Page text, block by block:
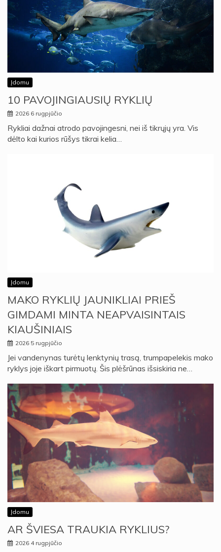
Įdomu
10 PAVOJINGIAUSIŲ RYKLIŲ
2026 6 rugpjūčio
Rykliai dažnai atrodo pavojingesni, nei iš tikrųjų yra. Vis
dėlto kai kurios rūšys tikrai kelia…
Įdomu
MAKO RYKLIŲ JAUNIKLIAI PRIEŠ
GIMDAMI MINTA NEAPVAISINTAIS
KIAUŠINIAIS
2026 5 rugpjūčio
Jei vandenynas turėtų lenktynių trasą, trumpapelekis mako
ryklys joje iškart pirmuotų. Šis plėšrūnas išsiskiria ne…
Įdomu
AR ŠVIESA TRAUKIA RYKLIUS?
2026 4 rugpjūčio